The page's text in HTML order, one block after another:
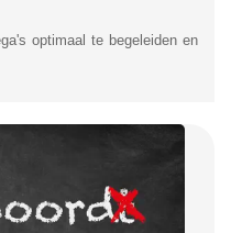
optimaal te begeleiden en